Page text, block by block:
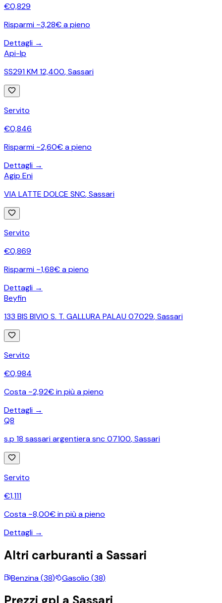
€0,829
Risparmi ~3,28€ a pieno
Dettagli →
Api-Ip
SS291 KM 12,400,Sassari
Servito
€0,846
Risparmi ~2,60€ a pieno
Dettagli →
Agip Eni
VIA LATTE DOLCE SNC,Sassari
Servito
€0,869
Risparmi ~1,68€ a pieno
Dettagli →
Beyfin
133 BIS BIVIO S. T. GALLURA PALAU 07029,Sassari
Servito
€0,984
Costa ~2,92€ in più a pieno
Dettagli →
Q8
s.p 18 sassari argentiera snc 07100,Sassari
Servito
€1,111
Costa ~8,00€ in più a pieno
Dettagli →
Altri carburanti a Sassari
Benzina(38) Gasolio (38)